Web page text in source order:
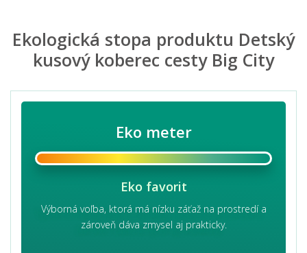
Ekologická stopa produktu Detský
kusový koberec cesty Big City
Eko meter
Eko favorit
Výborná voľba, ktorá má nízku záťaž na prostredí a
zároveň dáva zmysel aj prakticky.